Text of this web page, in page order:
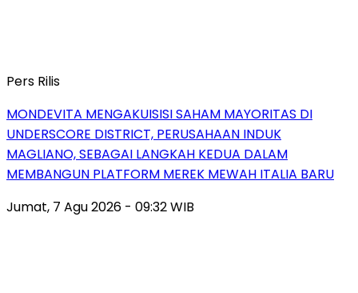
Pers Rilis
MONDEVITA MENGAKUISISI SAHAM MAYORITAS DI
UNDERSCORE DISTRICT, PERUSAHAAN INDUK
MAGLIANO, SEBAGAI LANGKAH KEDUA DALAM
MEMBANGUN PLATFORM MEREK MEWAH ITALIA BARU
Jumat, 7 Agu 2026 - 09:32 WIB